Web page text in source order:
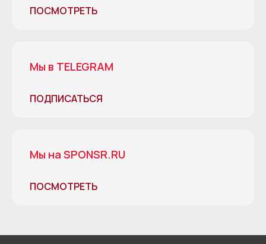
ПОСМОТРЕТЬ
Мы в TELEGRAM
ПОДПИСАТЬСЯ
Мы на SPONSR.RU
ПОСМОТРЕТЬ